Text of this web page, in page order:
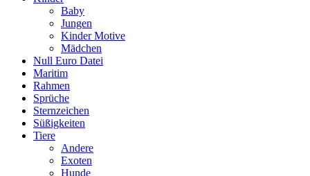
Baby
Jungen
Kinder Motive
Mädchen
Null Euro Datei
Maritim
Rahmen
Sprüche
Sternzeichen
Süßigkeiten
Tiere
Andere
Exoten
Hunde